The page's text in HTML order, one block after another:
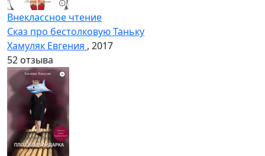
Внеклассное чтение
Сказ про бестолковую Таньку
Хамуляк Евгения , 2017
52 отзыва